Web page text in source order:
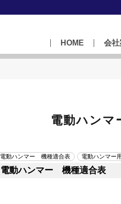
HOME 会社
電動ハン
電動ハンマー 機種適合表 電動ハンマー
電動ハンマー 機種適合表